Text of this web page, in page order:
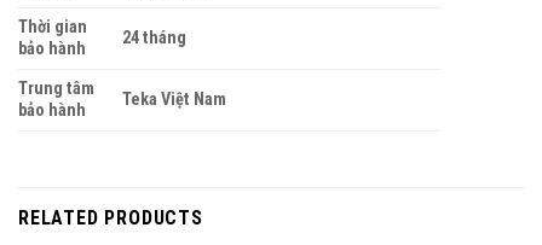
Thời gian
bảo hành
24 tháng
Trung tâm
bảo hành
Teka Việt Nam
RELATED PRODUCTS